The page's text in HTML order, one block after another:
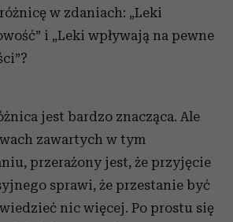
w zdaniach: „Leki
i „Leki wpływają na pewne
jest bardzo znacząca. Ale
zawartych w tym
przerażony jest, że przyjęcie
sprawi, że przestanie być
nic więcej. Po prostu się